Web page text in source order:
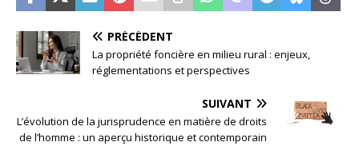
PRÉCÉDENT
La propriété foncière en milieu rural : enjeux,
réglementations et perspectives
SUIVANT
L’évolution de la jurisprudence en matière de droits
de l’homme : un aperçu historique et contemporain